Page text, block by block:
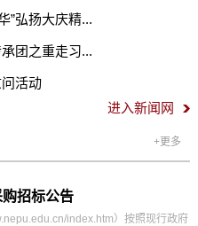
”弘扬大庆精...
团之重走习...
问活动
进入新闻网
+更多
招标公告
index.htm）按照现行政府